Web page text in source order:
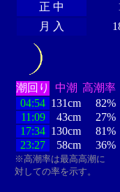
正 中
月 入
潮回り 中潮 高潮率
04:54 131cm
82%
11:09
43cm
27%
17:34 130cm
81%
23:27
58cm 36%
※高潮率は最高高潮に
対しての率を示す。